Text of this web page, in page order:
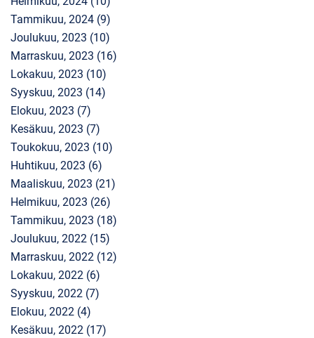
Tammikuu, 2024 (9)
Joulukuu, 2023 (10)
Marraskuu, 2023 (16)
Lokakuu, 2023 (10)
Syyskuu, 2023 (14)
Elokuu, 2023 (7)
Kesäkuu, 2023 (7)
Toukokuu, 2023 (10)
Huhtikuu, 2023 (6)
Maaliskuu, 2023 (21)
Helmikuu, 2023 (26)
Tammikuu, 2023 (18)
Joulukuu, 2022 (15)
Marraskuu, 2022 (12)
Lokakuu, 2022 (6)
Syyskuu, 2022 (7)
Elokuu, 2022 (4)
Kesäkuu, 2022 (17)